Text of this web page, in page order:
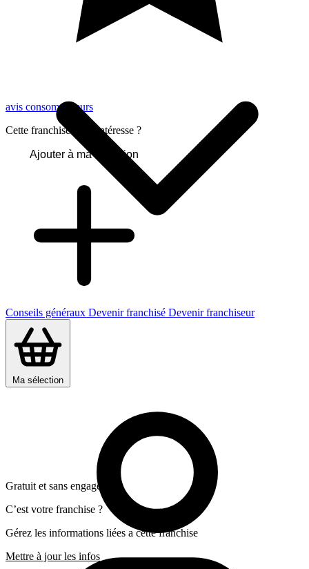
Conseils généraux Devenir franchisé Devenir franchiseur
Ma sélection
avis consommateurs
Cette franchise vous intéresse ?
Ajouter à ma sélection
Gratuit et sans engagement
C’est votre franchise ?
Gérez les informations liées a cette franchise
Mettre à jour les infos